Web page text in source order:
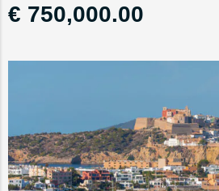
€ 750,000.00